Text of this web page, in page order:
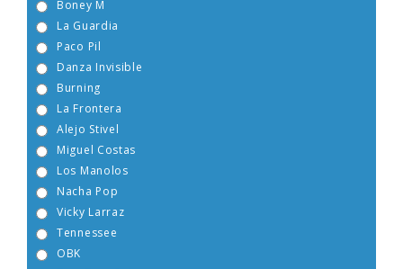
Boney M
La Guardia
Paco Pil
Danza Invisible
Burning
La Frontera
Alejo Stivel
Miguel Costas
Los Manolos
Nacha Pop
Vicky Larraz
Tennessee
OBK